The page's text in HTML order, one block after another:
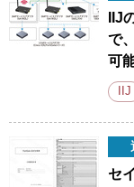
IIJ
で
可
IIJ
セ